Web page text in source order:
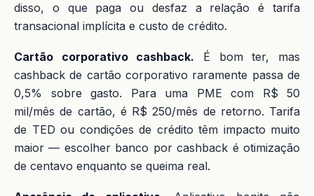
disso, o que paga ou desfaz a relação é tarifa
transacional implícita e custo de crédito.
Cartão corporativo cashback. É bom ter, mas
cashback de cartão corporativo raramente passa de
0,5% sobre gasto. Para uma PME com R$ 50
mil/mês de cartão, é R$ 250/mês de retorno. Tarifa
de TED ou condições de crédito têm impacto muito
maior — escolher banco por cashback é otimização
de centavo enquanto se queima real.